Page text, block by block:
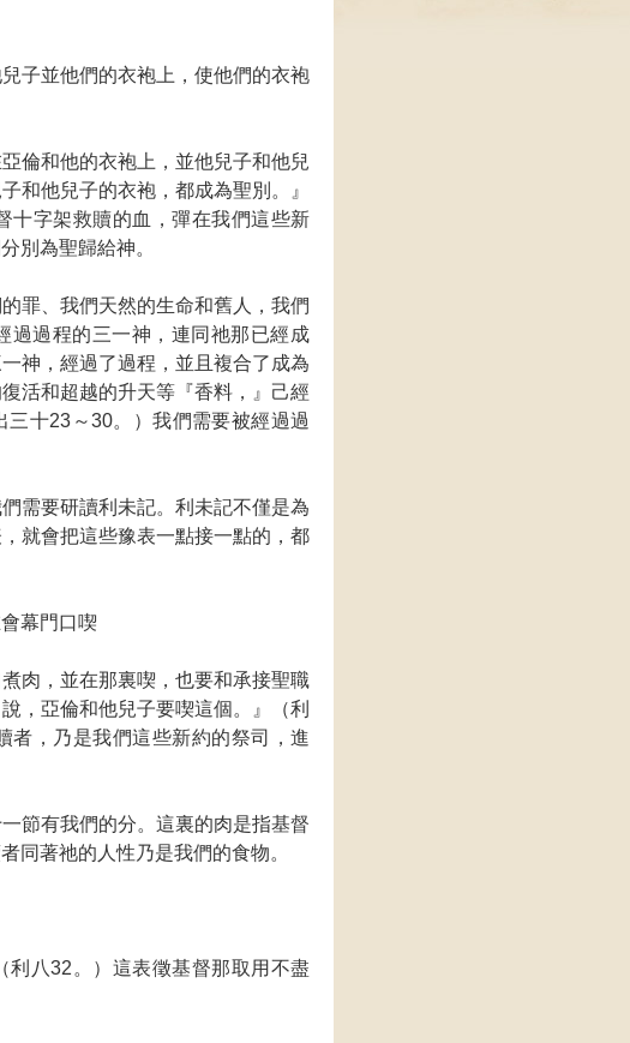
子並他們的衣袍上，使他們的衣袍
倫和他的衣袍上，並他兒子和他兒
和他兒子的衣袍，都成為聖別。』
十字架救贖的血，彈在我們這些新
別為聖歸給神。
罪、我們天然的生命和舊人，我們
過過程的三一神，連同祂那已經成
神，經過了過程，並且複合了成為
活和超越的升天等『香料，』己經
十23～30。）我們需要被經過過
需要研讀利未記。利未記不僅是為
就會把這些豫表一點接一點的，都
幕門口喫
肉，並在那裏喫，也要和承接聖職
，亞倫和他兒子要喫這個。』（利
者，乃是我們這些新約的祭司，進
節有我們的分。這裏的肉是指基督
同著祂的人性乃是我們的食物。
利八32。）這表徵基督那取用不盡